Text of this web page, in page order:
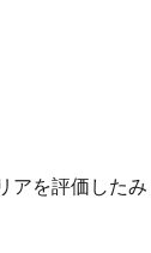
アを評価したみ